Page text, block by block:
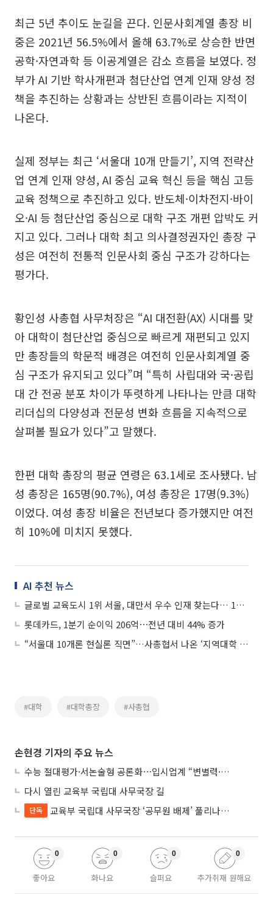
최근 5년 추이도 눈길을 끈다. 인문사회계열 총장 비
중은 2021년 56.5%에서 올해 63.7%로 상승한 반면
공학·자연과학 등 이공계열은 감소 흐름을 보였다. 정
부가 AI 기반 학사개편과 첨단산업 연계 인재 양성 정
책을 추진하는 상황과는 상반된 흐름이라는 지적이
나온다.
실제 정부는 최근 ‘서울대 10개 만들기’, 지역 전략산
업 연계 인재 양성, AI 중심 교육 혁신 등을 핵심 고등
교육 정책으로 추진하고 있다. 반도체·이차전지·바이
오·AI 등 첨단산업 중심으로 대학 구조 개편 압박도 커
지고 있다. 그러나 대학 최고 의사결정권자인 총장 구
성은 여전히 전통적 인문사회 중심 구조가 강하다는
평가다.
황인성 사총협 사무처장은 “AI 대전환(AX) 시대를 맞
아 대학이 첨단산업 중심으로 빠르게 재편되고 있지
만 총장들의 학문적 배경은 여전히 인문사회계열 중
심 구조가 유지되고 있다”며 “특히 사립대와 국·공립
대 간 전공 분포 차이가 뚜렷하게 나타나는 만큼 대학
리더십의 다양성과 전문성 변화 흐름을 지속적으로
살펴볼 필요가 있다”고 말했다.
한편 대학 총장의 평균 연령은 63.1세로 조사됐다. 남
성 총장은 165명(90.7%), 여성 총장은 17명(9.3%)
이었다. 여성 총장 비율은 전년보다 증가했지만 여전
히 10%에 미치지 못했다.
AI 추천 뉴스
글로벌 교육도시 1위 서울, 대만서 우수 인재 찾는다… 14개 대학 총출동
롯데카드, 1분기 순이익 206억⋯전년 대비 44% 증가
“서울대 10개론 현실론 직면”…사총협서 나온 ‘지역대학 재편’ 신호탄
#대학 #대학총장 #사총협
손현경 기자의 주요 뉴스
수능 절대평가·서논술형 공론화⋯입시업계 “변별력·사교육 대책 먼저”
다시 열린 교육부 국립대 사무국장 길
단독 교육부 국립대 사무국장 ‘공무원 배제’ 풀리나…응시자격 다시 열렸다
좋아요
0
화나요
0
슬퍼요
0
추가취재 원해요
0